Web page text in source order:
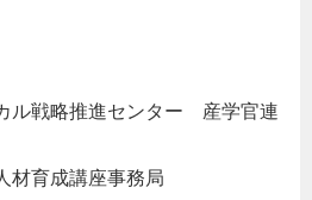
ル戦略推進センター 産学官連
材育成講座事務局